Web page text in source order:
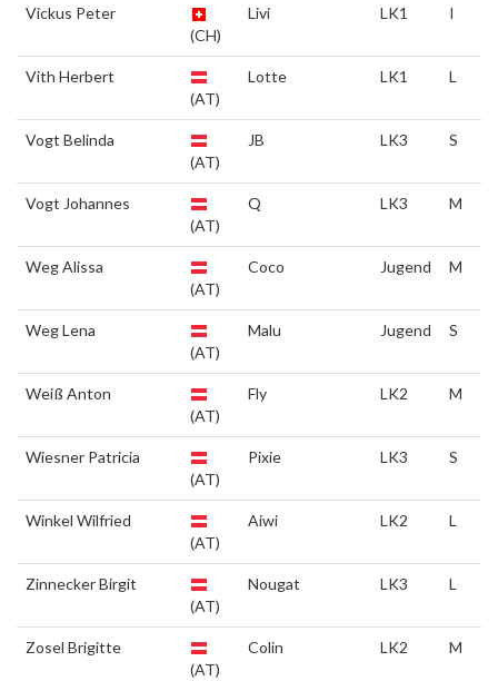
Vickus Peter
(CH)
Livi LK1 I
Vith Herbert
(AT)
Lotte LK1 L
Vogt Belinda
(AT)
JB LK3 S
Vogt Johannes
(AT)
Q LK3 M
Weg Alissa
(AT)
Coco Jugend M
Weg Lena
(AT)
Malu Jugend S
Weiß Anton
(AT)
Fly LK2 M
Wiesner Patricia
(AT)
Pixie LK3 S
Winkel Wilfried
(AT)
Aiwi LK2 L
Zinnecker Birgit
(AT)
Nougat LK3 L
Zosel Brigitte
(AT)
Colin LK2 M